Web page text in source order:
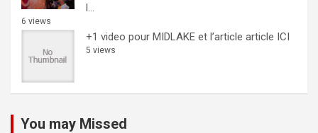
l...
6 views
+1 video pour MIDLAKE et l’article article ICI
5 views
You may Missed